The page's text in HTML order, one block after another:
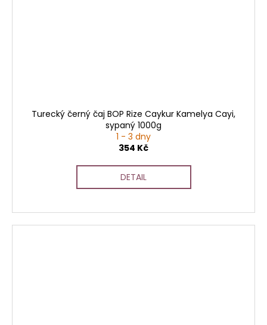
Turecký černý čaj BOP Rize Caykur Kamelya Cayi,
sypaný 1000g
1 - 3 dny
354 Kč
DETAIL